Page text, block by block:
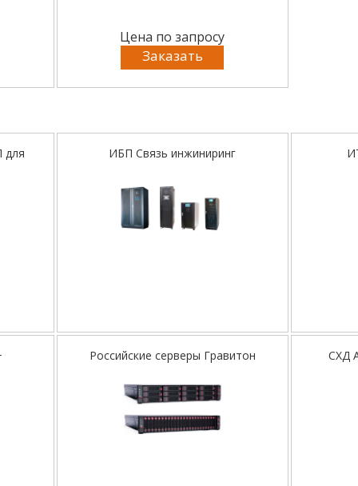
Цена по запросу
Заказать
для ИБП Связь инжиниринг
Российские серверы Гравитон СХД